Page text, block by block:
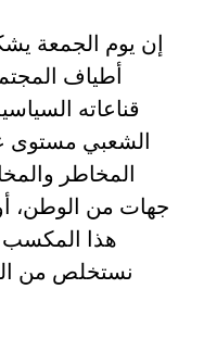
إن يوم الجمعة
أطياف
قناعاته
الشعبي مستوى
المخاطر
جهات من الوطن، أو
هذا المكسب
نستخلص من